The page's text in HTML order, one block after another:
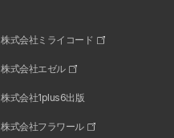
株式会社ミライコード
株式会社エゼル
株式会社1plus6出版
株式会社フラワール